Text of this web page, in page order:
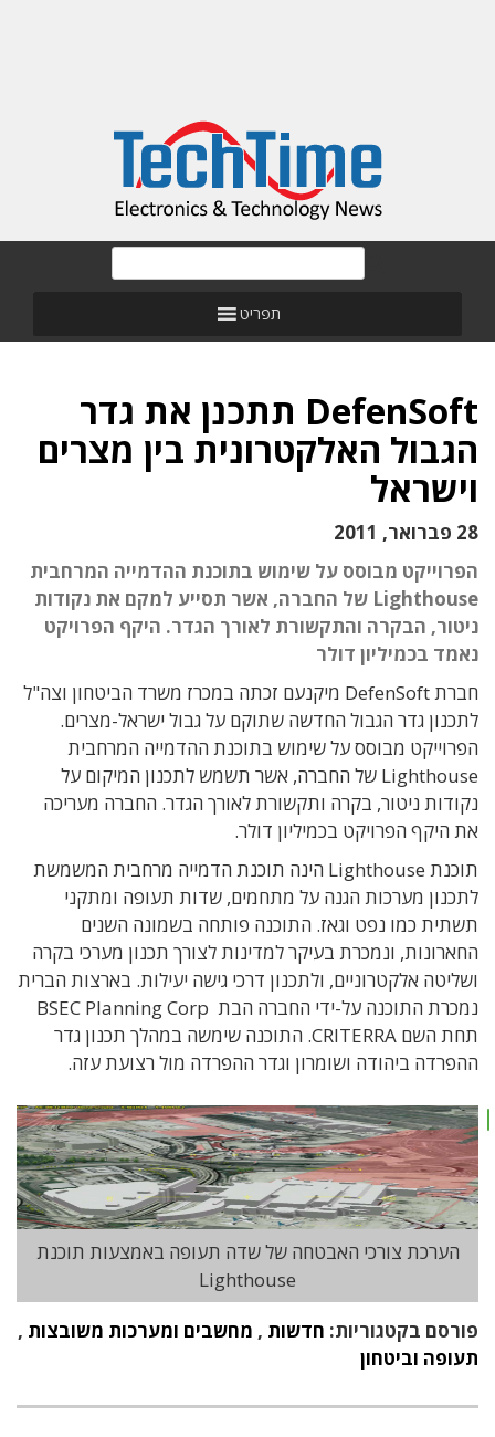
תפריט
DefenSoft תתכנן את גדר
הגבול האלקטרונית בין מצרים
וישראל
28 פברואר, 2011
הפרוייקט מבוסס על שימוש בתוכנת ההדמייה המרחבית
Lighthouse של החברה, אשר תסייע למקם את נקודות
ניטור, הבקרה והתקשורת לאורך הגדר. היקף הפרויקט
נאמד בכמיליון דולר
חברת DefenSoft מיקנעם זכתה במכרז משרד הביטחון וצה"ל
לתכנון גדר הגבול החדשה שתוקם על גבול ישראל-מצרים.
הפרוייקט מבוסס על שימוש בתוכנת ההדמייה המרחבית
Lighthouse של החברה, אשר תשמש לתכנון המיקום על
נקודות ניטור, בקרה ותקשורת לאורך הגדר. החברה מעריכה
את היקף הפרויקט בכמיליון דולר.
תוכנת Lighthouse הינה תוכנת הדמייה מרחבית המשמשת
לתכנון מערכות הגנה על מתחמים, שדות תעופה ומתקני
תשתית כמו נפט וגאז. התוכנה פותחה בשמונה השנים
החארונות, ונמכרת בעיקר למדינות לצורך תכנון מערכי בקרה
ושליטה אלקטרוניים, ולתכנון דרכי גישה יעילות. בארצות הברית
נמכרת התוכנה על-ידי החברה הבת BSEC Planning Corp
תחת השם CRITERRA. התוכנה שימשה במהלך תכנון גדר
ההפרדה ביהודה ושומרון וגדר ההפרדה מול רצועת עזה.
הערכת צורכי האבטחה של שדה תעופה באמצעות תוכנת
Lighthouse
פורסם בקטגוריות: חדשות , מחשבים ומערכות משובצות ,
תעופה וביטחון